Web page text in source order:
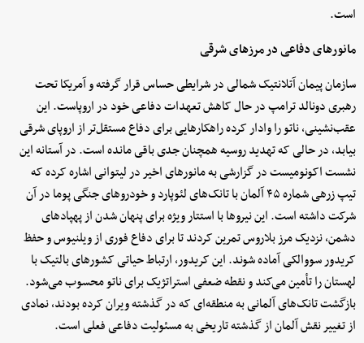
است.
مانورهای دفاعی در مرزهای شرقی
سازمان پیمان آتلانتیک شمالی در شرایطی حساس قرار گرفته و آمریکا تحت
رهبری دونالد ترامپ در حال کاهش تعهدات دفاعی خود در اروپاست. این
عقب‌نشینی، ناتو را وادار کرده راهکارهایی برای دفاع مستقل‌تر از اروپای شرقی
بیابد، در حالی که تهدید روسیه همچنان جدی باقی مانده است. در آستانه این
نشست اکونومیست در گزارشی به مانورهای اخیر در لیتوانی اشاره کرده که
تیپ زرهی شماره ۴۵ آلمان با تانک‌های لئوپارد و خودروهای جنگی پوما در آن
شرکت داشته است. این نیروها با استتار ویژه برای پنهان شدن از پهپادهای
دشمن، نزدیک مرز بلاروس تمرین کردند تا برای دفاع فوری از ویلنیوس و حفظ
کریدور سووالکی آماده شوند. این کریدور، ارتباط حیاتی کشورهای بالتیک با
لهستان را تأمین می‌کند و نقطه ضعفی استراتژیک برای ناتو محسوب می‌شود.
بازگشت تانک‌های آلمانی به منطقه‌ای که در گذشته ویران کرده بودند، نمادی
از تغییر نقش آلمان از گذشته تاریخی به مسئولیت دفاعی فعلی است.